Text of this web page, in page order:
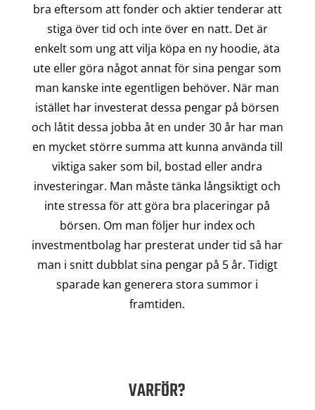
bra eftersom att fonder och aktier tenderar att
stiga över tid och inte över en natt. Det är
enkelt som ung att vilja köpa en ny hoodie, äta
ute eller göra något annat för sina pengar som
man kanske inte egentligen behöver. När man
istället har investerat dessa pengar på börsen
och låtit dessa jobba åt en under 30 år har man
en mycket större summa att kunna använda till
viktiga saker som bil, bostad eller andra
investeringar. Man måste tänka långsiktigt och
inte stressa för att göra bra placeringar på
börsen. Om man följer hur index och
investmentbolag har presterat under tid så har
man i snitt dubblat sina pengar på 5 år. Tidigt
sparade kan generera stora summor i
framtiden.
VARFÖR?